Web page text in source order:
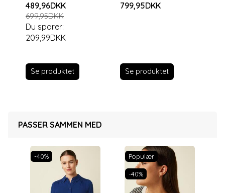
489,96DKK
699,95DKK
Du sparer:
209,99DKK
Se produktet
799,95DKK
Se produktet
PASSER SAMMEN MED
-40% Populær
-40%